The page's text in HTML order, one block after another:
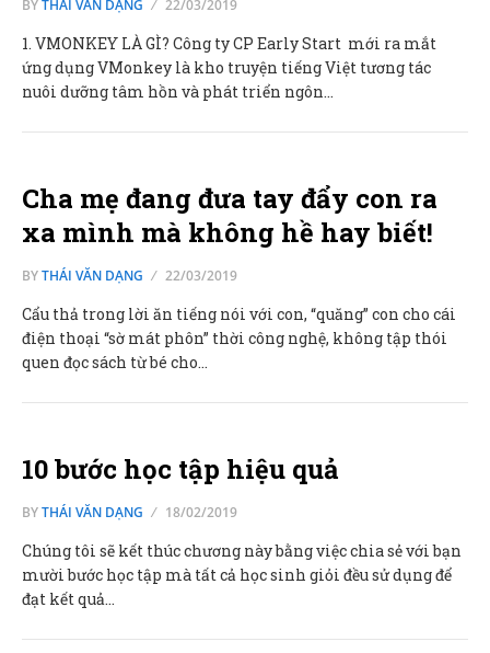
BYTHÁI VĂN DẠNG 22/03/2019
1. VMONKEY LÀ GÌ? Công ty CP Early Start mới ra mắt
ứng dụng VMonkey là kho truyện tiếng Việt tương tác
nuôi dưỡng tâm hồn và phát triển ngôn…
Cha mẹ đang đưa tay đẩy con ra
xa mình mà không hề hay biết!
BYTHÁI VĂN DẠNG 22/03/2019
Cẩu thả trong lời ăn tiếng nói với con, “quăng” con cho cái
điện thoại “sờ mát phôn” thời công nghệ, không tập thói
quen đọc sách từ bé cho…
10 bước học tập hiệu quả
BYTHÁI VĂN DẠNG 18/02/2019
Chúng tôi sẽ kết thúc chương này bằng việc chia sẻ với bạn
mười bước học tập mà tất cả học sinh giỏi đều sử dụng để
đạt kết quả…